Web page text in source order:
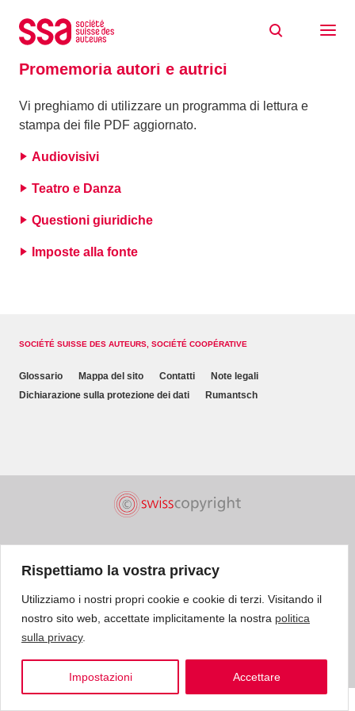
Rispettiamo la vostra privacy
Utilizziamo i nostri propri cookie e cookie di terzi. Visitando il
nostro sito web, accettate implicitamente la nostra politica
sulla privacy.
Impostazioni Accettare
Promemoria autori e autrici
Vi preghiamo di utilizzare un programma di lettura e
stampa dei file PDF aggiornato.
Audiovisivi
Teatro e Danza
Questioni giuridiche
Imposte alla fonte
SOCIÉTÉ SUISSE DES AUTEURS, SOCIÉTÉ COOPÉRATIVE
Glossario Mappa del sito Contatti
Note legali
Dichiarazione sulla protezione dei dati
Rumantsch